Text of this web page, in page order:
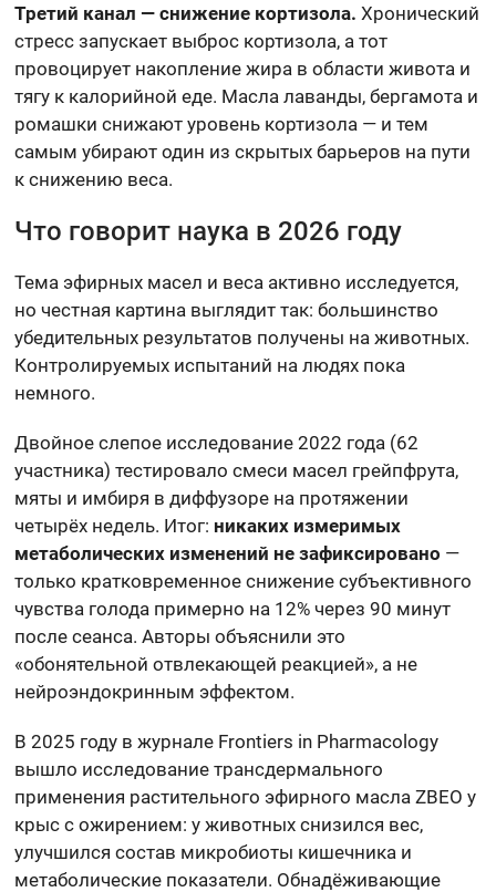
Третий канал — снижение кортизола. Хронический
стресс запускает выброс кортизола, а тот
провоцирует накопление жира в области живота и
тягу к калорийной еде. Масла лаванды, бергамота и
ромашки снижают уровень кортизола — и тем
самым убирают один из скрытых барьеров на пути
к снижению веса.
Что говорит наука в 2026 году
Тема эфирных масел и веса активно исследуется,
но честная картина выглядит так: большинство
убедительных результатов получены на животных.
Контролируемых испытаний на людях пока
немного.
Двойное слепое исследование 2022 года (62
участника) тестировало смеси масел грейпфрута,
мяты и имбиря в диффузоре на протяжении
четырёх недель. Итог: никаких измеримых
метаболических изменений не зафиксировано —
только кратковременное снижение субъективного
чувства голода примерно на 12% через 90 минут
после сеанса. Авторы объяснили это
«обонятельной отвлекающей реакцией», а не
нейроэндокринным эффектом.
В 2025 году в журнале Frontiers in Pharmacology
вышло исследование трансдермального
применения растительного эфирного масла ZBEO у
крыс с ожирением: у животных снизился вес,
улучшился состав микробиоты кишечника и
метаболические показатели. Обнадёживающие